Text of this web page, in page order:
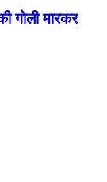
गोली मारकर